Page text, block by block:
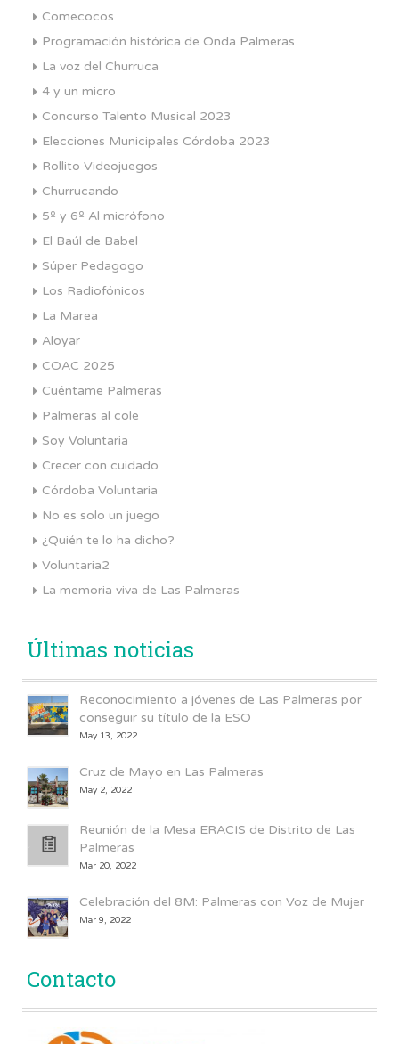
Comecocos
Programación histórica de Onda Palmeras
La voz del Churruca
4 y un micro
Concurso Talento Musical 2023
Elecciones Municipales Córdoba 2023
Rollito Videojuegos
Churrucando
5º y 6º Al micrófono
El Baúl de Babel
Súper Pedagogo
Los Radiofónicos
La Marea
Aloyar
COAC 2025
Cuéntame Palmeras
Palmeras al cole
Soy Voluntaria
Crecer con cuidado
Córdoba Voluntaria
No es solo un juego
¿Quién te lo ha dicho?
Voluntaria2
La memoria viva de Las Palmeras
Últimas noticias
Reconocimiento a jóvenes de Las Palmeras por
conseguir su título de la ESO
May 13, 2022
Cruz de Mayo en Las Palmeras
May 2, 2022
Reunión de la Mesa ERACIS de Distrito de Las
Palmeras
Mar 20, 2022
Celebración del 8M: Palmeras con Voz de Mujer
Mar 9, 2022
Contacto